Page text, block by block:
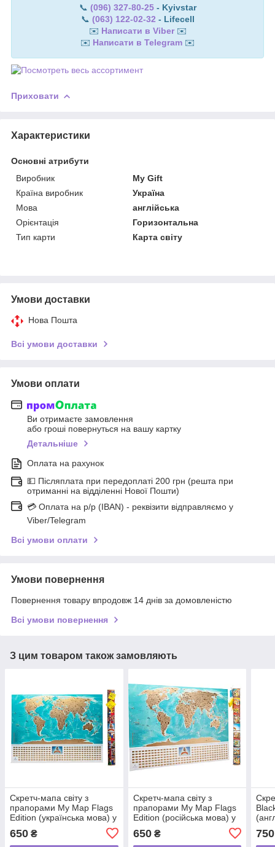
📞 (096) 327-80-25- Kyivstar
📞 (063) 122-02-32 - Lifecell
✉️ Написати в Viber ✉️
✉️ Написати в Telegram ✉️
Приховати
Характеристики
Основні атрибути
Виробник
My Gift
Країна виробник
Україна
Мова
англійська
Орієнтація
Горизонтальна
Тип карти
Карта світу
Умови доставки
Нова Пошта
Всі умови доставки
Умови оплати
Ви отримаєте замовлення
або гроші повернуться на вашу картку
Детальніше
Оплата на рахунок
💵 Післяплата при передоплаті 200 грн (решта при
отриманні на відділенні Нової Пошти)
💳 Оплата на р/р (IBAN) - реквізити відправляємо у
Viber/Telegram
Всі умови оплати
Умови повернення
Повернення товару впродовж 14 днів за домовленістю
Всі умови повернення
З цим товаром також замовляють
Скретч-мапа світу з
прапорами My Map Flags
Edition (українська мова) у
650 ₴
Скретч-мапа світу з
прапорами My Map Flags
Edition (російська мова) у
650₴ 750